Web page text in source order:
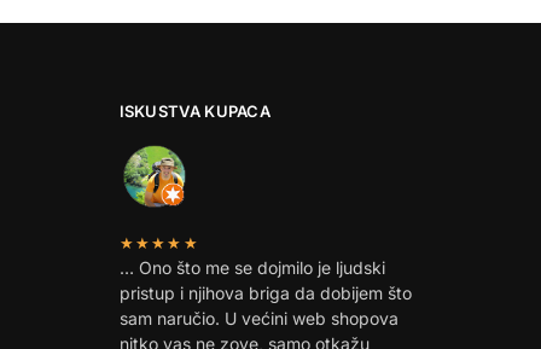
ISKUSTVA KUPACA
★★★★★
… Ono što me se dojmilo je ljudski
pristup i njihova briga da dobijem što
sam naručio. U većini web shopova
nitko vas ne zove, samo otkažu